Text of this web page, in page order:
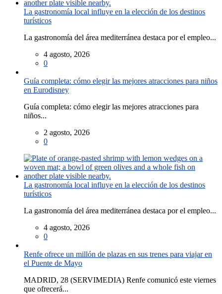
La gastronomía local influye en la elección de los destinos
turísticos
La gastronomía del área mediterránea destaca por el empleo...
4 agosto, 2026
0
Guía completa: cómo elegir las mejores atracciones para niños
en Eurodisney
Guía completa: cómo elegir las mejores atracciones para
niños...
2 agosto, 2026
0
La gastronomía local influye en la elección de los destinos
turísticos
La gastronomía del área mediterránea destaca por el empleo...
4 agosto, 2026
0
Renfe ofrece un millón de plazas en sus trenes para viajar en
el Puente de Mayo
MADRID, 28 (SERVIMEDIA) Renfe comunicó este viernes
que ofrecerá...